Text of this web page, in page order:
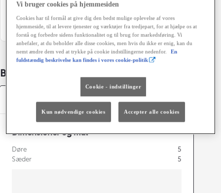
1.280 kr.
Bildetaljer
Specifikationer
Dimensioner og mål
Døre
5
Sæder
5
Vi bruger cookies på hjemmesiden
Cookies har til formål at give dig den bedst mulige oplevelse af vores
hjemmeside, til at levere tjenester og værktøjer fra tredjepart, for at hjælpe os at
forstå og forbedre sidens funktionalitet og til brug for markedsføring. Vi
anbefaler, at du beholder alle disse cookies, men hvis du ikke er enig, kan du
nemt ændre dem ved at trykke på cookie indstillingerne nedenfor.
En
fuldstændig beskrivelse kan findes i vores cookie-politik
Cookie - indstillinger
Kun nødvendige cookies Accepter alle cookies